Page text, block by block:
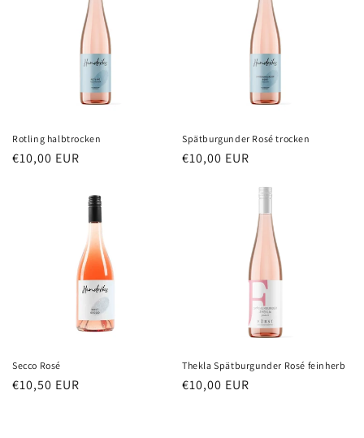
Rotling halbtrocken
Normaler
€10,00 EUR
Spätburgunder Rosé trocken
Normaler
€10,00 EUR
Secco Rosé
Normaler
€10,50 EUR
Thekla Spätburgunder Rosé feinherb
Normaler
€10,00 EUR